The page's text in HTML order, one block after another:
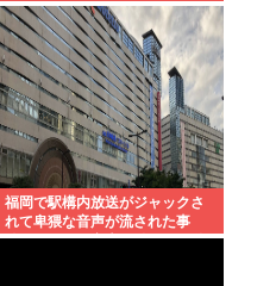
福岡で駅構内放送がジャックさ
れて卑猥な音声が流された事
件、やはり元音声は動ありの動